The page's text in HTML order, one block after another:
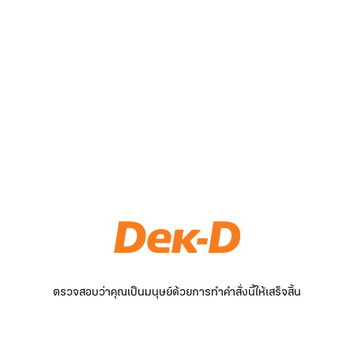
ตรวจสอบว่าคุณเป็นมนุษย์ด้วยการทำคำสั่งนี้ให้เสร็จสิ้น